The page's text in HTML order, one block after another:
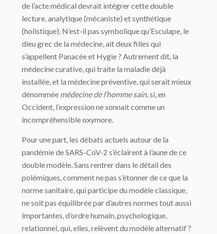
de l’acte médical devrait intégrer cette double
lecture, analytique (mécaniste) et synthétique
(holistique). N’est-il pas symbolique qu’Esculape, le
dieu grec de la médecine, ait deux filles qui
s’appellent Panacée et Hygie ? Autrement dit, la
médecine curative, qui traite la maladie déjà
installée, et la médecine préventive, qui serait mieux
dénommée médecine de l’homme sain, si, en
Occident, l’expression ne sonnait comme un
incompréhensible oxymore.
Pour une part, les débats actuels autour de la
pandémie de SARS-CoV-2 s’éclairent à l’aune de ce
double modèle. Sans rentrer dans le détail des
polémiques, comment ne pas s’étonner de ce que la
norme sanitaire, qui participe du modèle classique,
ne soit pas équilibrée par d’autres normes tout aussi
importantes, d’ordre humain, psychologique,
relationnel, qui, elles, relèvent du modèle alternatif ?